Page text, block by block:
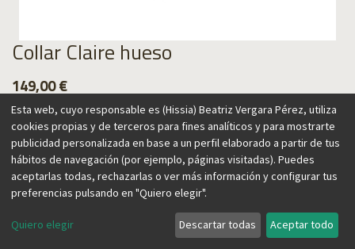
Collar Claire hueso
149,00€
Agregar al carrito
Collar de bolas de hueso y eslabón irregular. Un diseño
Esta web, cuyo responsable es (Hissia) Beatriz Vergara Pérez, utiliza
cookies propias y de terceros para fines analíticos y para mostrarte
publicidad personalizada en base a un perfil elaborado a partir de tus
hábitos de navegación (por ejemplo, páginas visitadas). Puedes
aceptarlas todas, rechazarlas o ver más información y configurar tus
preferencias pulsando en "Quiero elegir".
Quiero elegir Descartar todas Aceptar todo